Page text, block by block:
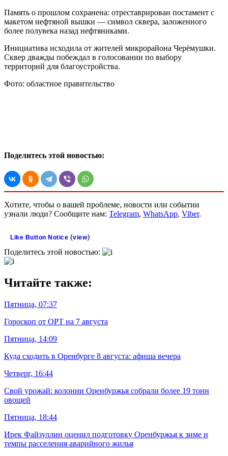
Память о прошлом сохранена: отреставрирован постамент с
макетом нефтяной вышки — символ сквера, заложенного
более полувека назад нефтяниками.
Инициатива исходила от жителей микрорайона Черёмушки.
Сквер дважды побеждал в голосовании по выбору
территорий для благоустройства.
Фото: областное правительство
Поделитесь этой новостью:
Хотите, чтобы о вашей проблеме, новости или событии
узнали люди? Сообщите нам: Telegram, WhatsApp, Viber.
Like Button Notice (view)
Поделитесь этой новостью:
Читайте также:
Пятница, 07:37
Гороскоп от ОРТ на 7 августа
Пятница, 14:09
Куда сходить в Оренбурге 8 августа: афиша вечера
Четверг, 16:44
Свой урожай: колонии Оренбуржья собрали более 19 тонн
овощей
Пятница, 18:44
Ирек Файзуллин оценил подготовку Оренбуржья к зиме и
темпы расселения аварийного жилья